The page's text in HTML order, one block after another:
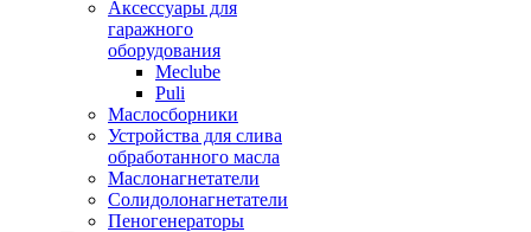
Аксессуары для
гаражного
оборудования
Meclube
Puli
Маслосборники
Устройства для слива
обработанного масла
Маслонагнетатели
Солидолонагнетатели
Пеногенераторы